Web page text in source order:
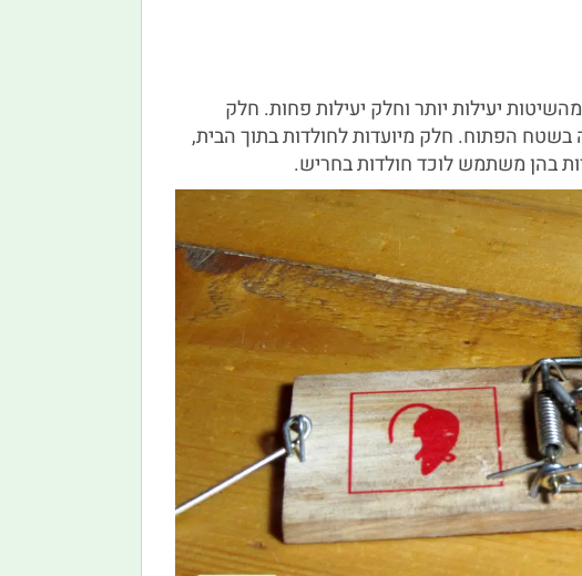
יעילות יותר וחלק יעילות פחות. חלק
הפתוח. חלק מיועדות לחולדות בתוך הבית,
בהן משתמש לוכד חולדות בחריש.